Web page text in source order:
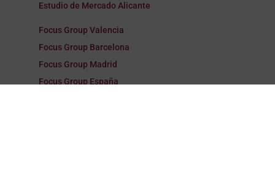
Estudio de Mercado Alicante
Focus Group Valencia
Focus Group Barcelona
Focus Group Madrid
Focus Group España